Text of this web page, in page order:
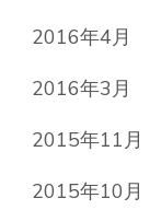
2016年4月
2016年3月
2015年11月
2015年10月